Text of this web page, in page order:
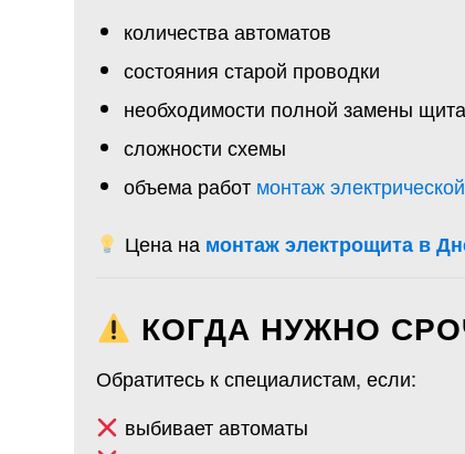
количества автоматов
состояния старой проводки
необходимости полной замены щита
сложности схемы
объема работ монтаж
Цена на монтаж электрощита в
КОГДА НУЖНО
Обратитесь к специалистам, если:
выбивает автоматы